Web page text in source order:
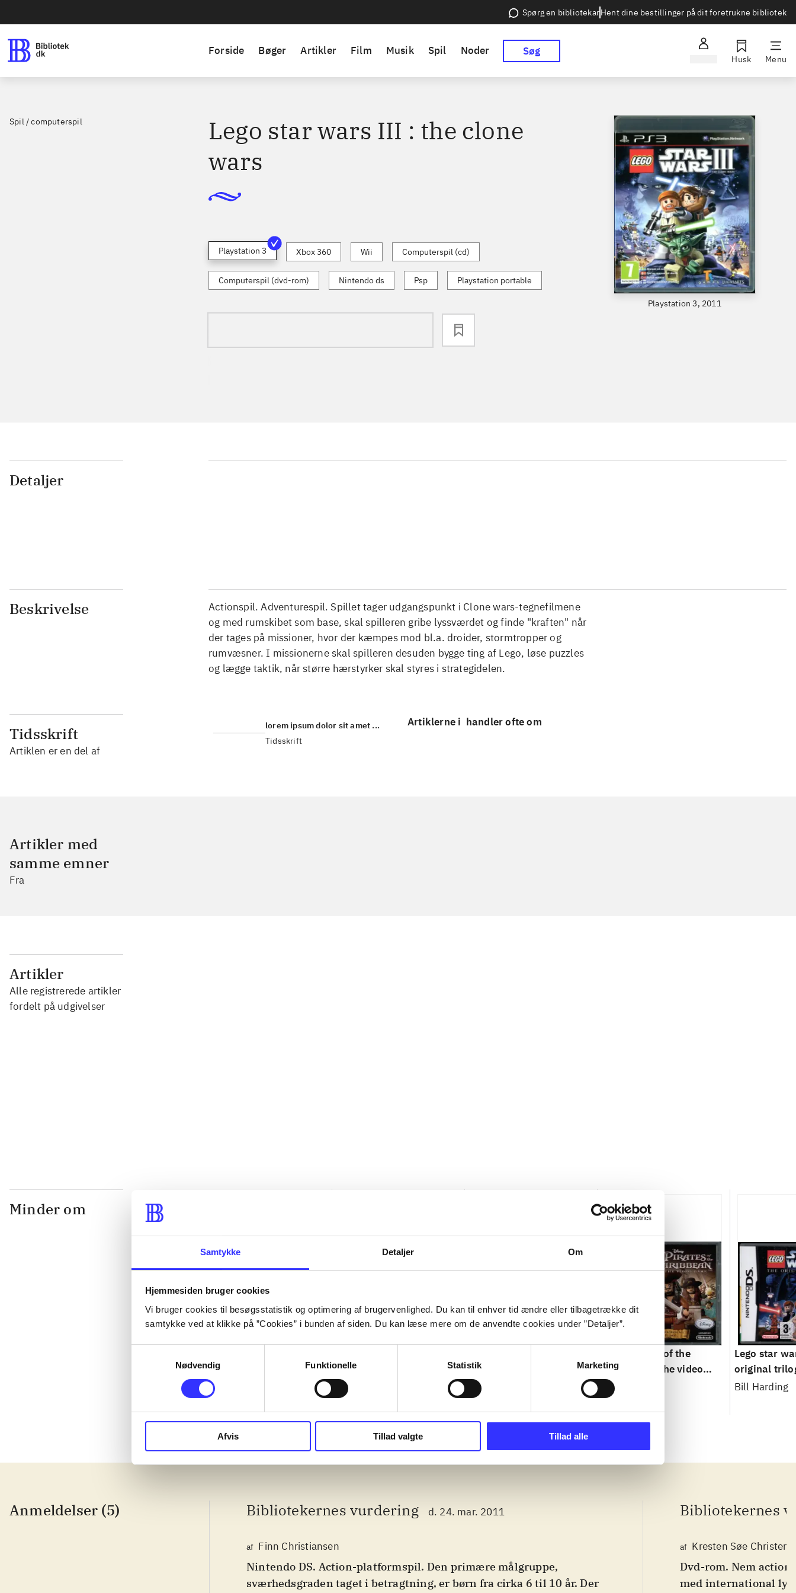
Samtykke Detaljer Om
Hjemmesiden bruger cookies
Vi bruger cookies til besøgsstatistik og optimering af brugervenlighed. Du kan til enhver tid ændre eller tilbagetrække dit
samtykke ved at klikke på ”Cookies” i bunden af siden. Du kan læse mere om de anvendte cookies under ”Detaljer”.
Nødvendig
Funktionelle Statistik Marketing
Afvis Tillad valgte Tillad alle
Spørg en bibliotekarHent dine bestillinger på dit foretrukne bibliotek
Forside Bøger Artikler Film Musik Spil Noder Søg
Husk Menu
Spil / computerspil
Playstation 3, 2011
Lego star wars III : the clone
wars
Playstation 3 Xbox 360 Wii Computerspil (cd)
Computerspil (dvd-rom) Nintendo ds Psp Playstation portable
Detaljer
Beskrivelse
Actionspil. Adventurespil. Spillet tager udgangspunkt i Clone wars-tegnefilmene
og med rumskibet som base, skal spilleren gribe lyssværdet og finde "kraften" når
der tages på missioner, hvor der kæmpes mod bl.a. droider, stormtropper og
rumvæsner. I missionerne skal spilleren desuden bygge ting af Lego, løse puzzles
og lægge taktik, når større hærstyrker skal styres i strategidelen.
Tidsskrift
Artiklen er en del af
lorem ipsum dolor sit amet ...
Tidsskrift
Artiklerne i handler ofte om
Artikler med
samme emner
Fra
Artikler
Alle registrerede artikler
fordelt på udgivelser
Minder om
the moon, autobots
complete saga
Lego Pirates of the
Caribbean : the video
game
Lego star
original
Bill Harding
Anmeldelser (5) Bibliotekernes vurdering d. 24. mar. 2011
af Finn Christiansen
Nintendo DS. Action-platformspil. Den primære målgruppe,
sværhedsgraden taget i betragtning, er børn fra cirka 6 til 10 år. Der
Bibliotekernes
af Kresten Søe
Dvd-rom. Nem
med international